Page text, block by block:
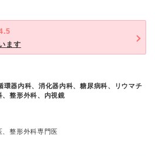
ます
環器内科、消化器内科、糖尿病科、リウマチ
整形外科、内視鏡
、整形外科専門医